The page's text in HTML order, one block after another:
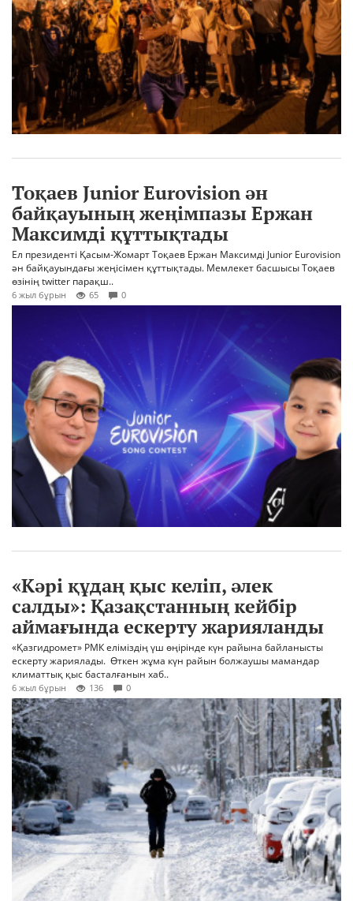
Тоқаев Junior Eurovision ән
байқауының жеңімпазы Ержан
Максимді құттықтады
Ел президенті Қасым-Жомарт Тоқаев Ержан Максимді Junior Eurovision
ән байқауындағы жеңісімен құттықтады. Мемлекет басшысы Тоқаев
өзінің twitter парақш..
6 жыл бұрын 65 0
«Кәрі құдаң қыс келіп, әлек
салды»: Қазақстанның кейбір
аймағында ескерту жарияланды
«Қазгидромет» РМК еліміздің үш өңірінде күн райына байланысты
ескерту жариялады. Өткен жұма күн райын болжаушы мамандар
климаттық қыс басталғанын хаб..
6 жыл бұрын 136 0